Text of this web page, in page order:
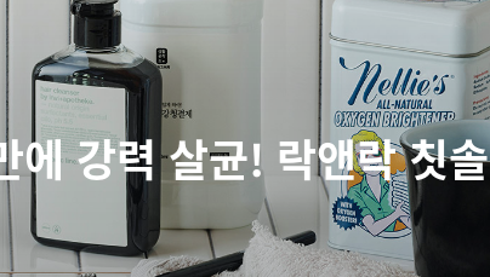
에 강력 살균! 락앤락 칫솔